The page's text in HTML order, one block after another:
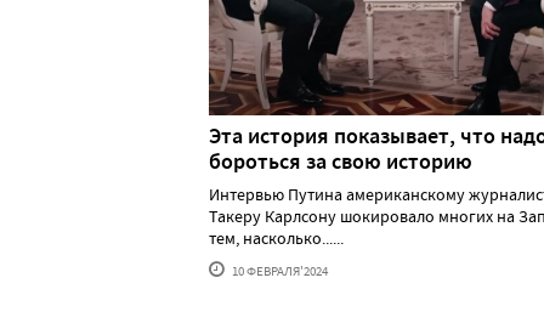
Эта история показывает, что
бороться за свою историю
Интервью Путина американскому
Такеру Карлсону шокировало многих на
тем, насколько......
10 ФЕВРАЛЯ'2024